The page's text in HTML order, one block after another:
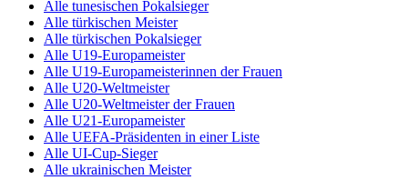
Alle tunesischen Pokalsieger
Alle türkischen Meister
Alle türkischen Pokalsieger
Alle U19-Europameister
Alle U19-Europameisterinnen der Frauen
Alle U20-Weltmeister
Alle U20-Weltmeister der Frauen
Alle U21-Europameister
Alle UEFA-Präsidenten in einer Liste
Alle UI-Cup-Sieger
Alle ukrainischen Meister